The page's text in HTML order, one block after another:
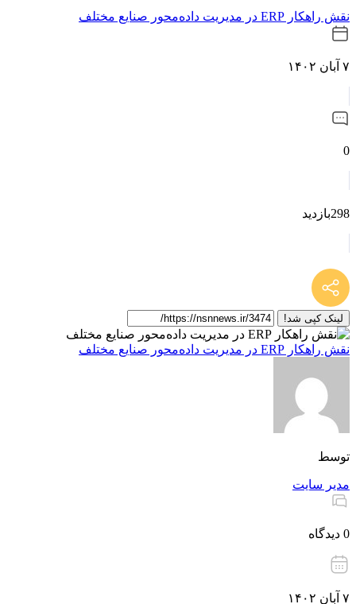
نقش راهکار ERP در مدیریت داده‌محور صنایع مختلف
۷ آبان ۱۴۰۲
0
298بازدید
لینک کپی شد!
نقش راهکار ERP در مدیریت داده‌محور صنایع مختلف
توسط
مدیر سایت
0 دیدگاه
۷ آبان ۱۴۰۲